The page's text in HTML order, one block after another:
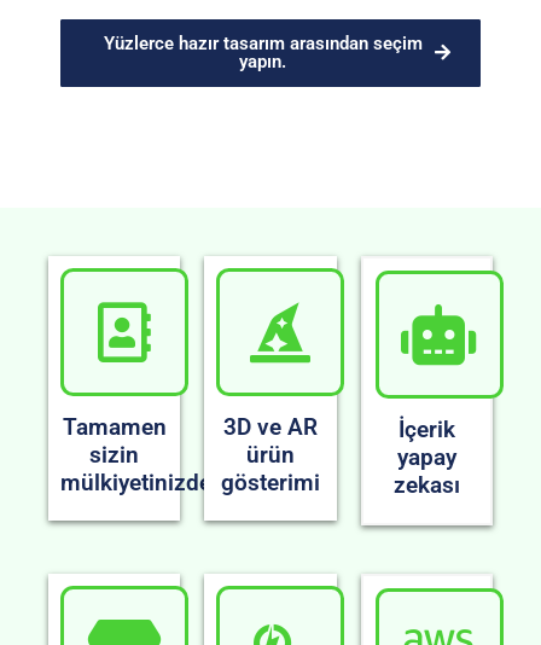
Yüzlerce hazır tasarım arasından seçim
yapın.
Tamamen
sizin
mülkiyetinizde
3D ve AR
ürün
gösterimi
İçerik
yapay
zekası